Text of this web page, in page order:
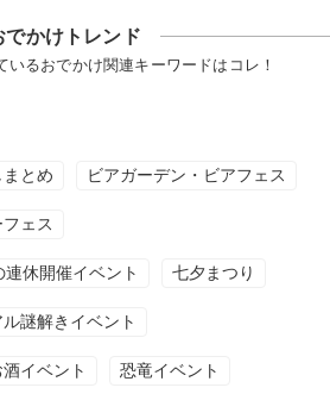
でかけトレンド
いるおでかけ関連キーワードはコレ！
とめ ビアガーデン・ビアフェス
ェス
休開催イベント 七夕まつり
ル謎解きイベント
酒イベント 恐竜イベント